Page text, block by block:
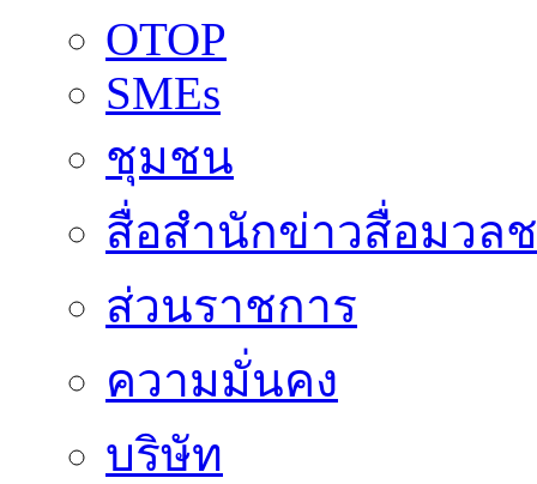
OTOP
SMEs
ชุมชน
สื่อสำนักข่าวสื่อมวล
ส่วนราชการ
ความมั่นคง
บริษัท